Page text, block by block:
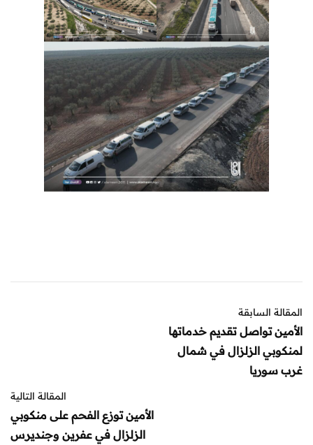
المقالة السابقة
الأمين تواصل تقديم خدماتها
لمنكوبي الزلزال في شمال
غرب سوريا
المقالة التالية
الأمين توزع الفحم على منكوبي
الزلزال في عفرين وجنديرس